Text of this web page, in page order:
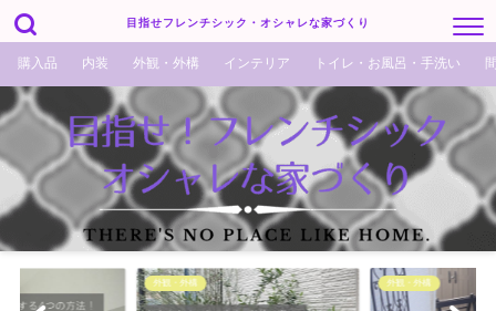
目指せフレンチシック・オシャレな家づくり
購入品 内装 外観・外構 インテリア トイレ・お風呂・手洗い
外観・外構 外観・外構